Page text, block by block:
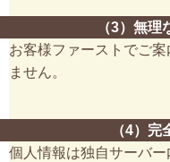
（3）無
お客様ファーストでご
ません。
（4）
個人情報は独自サーバー